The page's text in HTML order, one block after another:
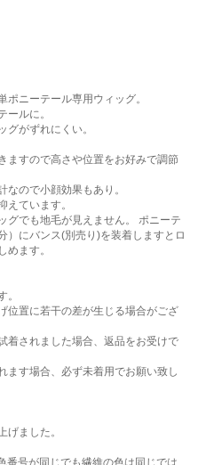
ニーテール専用ウィッグ。
ルに。
がずれにくい。
ますので高さや位置をお好みで調節
なので小顔効果もあり。
えています。
グでも地毛が見えません。 ポニーテ
）にバンス(別売り)を装着しますとロ
めます。
。
位置に若干の差が生じる場合がござ
着されました場合、返品をお受けで
ます場合、必ず未着用でお願い致し
げました。